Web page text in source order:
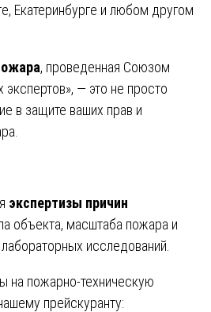
Екатеринбурге и любом другом
, проведенная Союзом
— это не просто
в защите ваших прав и
экспертизы причин
объекта, масштаба пожара и
исследований.
на пожарно-техническую
прейскуранту: